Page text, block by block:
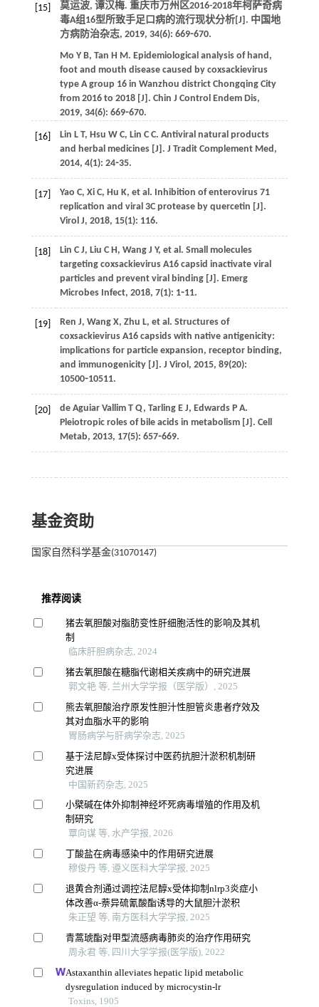
[15]
莫运波, 谭汉梅. 重庆市万州区2016-2018年柯萨奇病
毒A组16型所致手足口病的流行现状分析[J]. 中国地
方病防治杂志, 2019, 34(6): 669⁃670.
Mo Y B, Tan H M. Epidemiological analysis of hand,
foot and mouth disease caused by coxsackievirus
type A group 16 in Wanzhou district Chongqing City
from 2016 to 2018 [J]. Chin J Control Endem Dis,
2019, 34(6): 669⁃670.
[16] Lin L T, Hsu W C, Lin C C. Antiviral natural products
and herbal medicines [J]. J Tradit Complement Med,
2014, 4(1): 24⁃35.
[17] Yao C, Xi C, Hu K, et al. Inhibition of enterovirus 71
replication and viral 3C protease by quercetin [J].
Virol J, 2018, 15(1): 116.
[18] Lin C J, Liu C H, Wang J Y, et al. Small molecules
targeting coxsackievirus A16 capsid inactivate viral
particles and prevent viral binding [J]. Emerg
Microbes Infect, 2018, 7(1): 1⁃11.
[19] Ren J, Wang X, Zhu L, et al. Structures of
coxsackievirus A16 capsids with native antigenicity:
implications for particle expansion, receptor binding,
and immunogenicity [J]. J Virol, 2015, 89(20):
10500⁃10511.
[20] de Aguiar Vallim T Q, Tarling E J, Edwards P A.
Pleiotropic roles of bile acids in metabolism [J]. Cell
Metab, 2013, 17(5): 657⁃669.
基金资助
国家自然科学基金(31070147)